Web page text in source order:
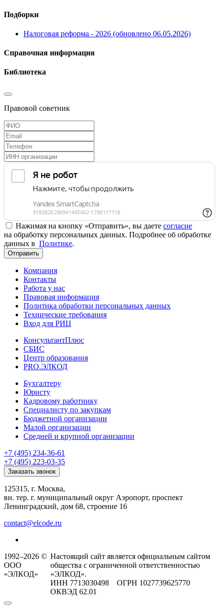
Подборки
Налоговая реформа - 2026 (обновлено 06.05.2026)
Справочная информация
Библиотека
Правовой советник
Нажимая на кнопку «Отправить», вы даете согласие
на обработку персональных данных. Подробнее об обработке
данных в Политике.
Отправить
Компания
Контакты
Работа у нас
Правовая информация
Политика обработки персональных данных
Технические требования
Вход для РИЦ
КонсультантПлюс
СБИС
Центр образования
PRO.ЭЛКОД
Бухгалтеру
Юристу
Кадровому работнику
Специалисту по закупкам
Бюджетной организации
Малой организации
Средней и крупной организации
+7 (495) 234-36-61
+7 (495) 223-03-35
Заказать звонок
125315, г. Москва,
вн. тер. г. муниципальный округ Аэропорт, проспект
Ленинградский, дом 68, строение 16
contact@elcode.ru
1992–2026 ©
ООО
«ЭЛКОД»
Настоящий сайт является официальным сайтом
общества с ограниченной ответственностью
«ЭЛКОД».
ИНН 7713030498 ОГРН 1027739625770
ОКВЭД 62.01